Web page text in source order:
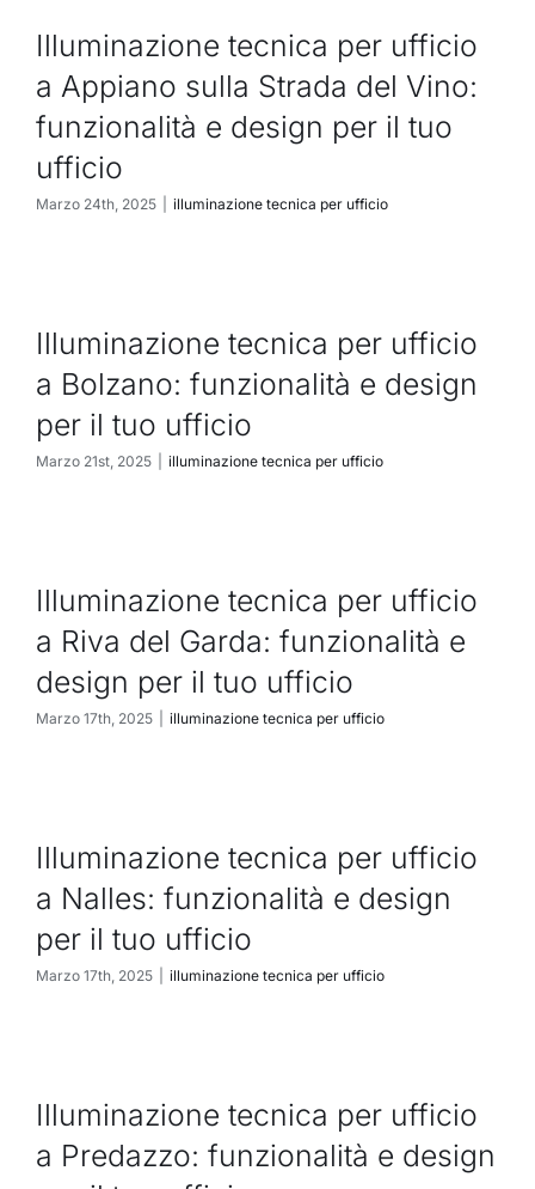
Illuminazione tecnica per ufficio
a Appiano sulla Strada del Vino:
funzionalità e design per il tuo
ufficio
Marzo 24th, 2025 illuminazione tecnica per ufficio
Illuminazione tecnica per ufficio
a Bolzano: funzionalità e design
per il tuo ufficio
Marzo 21st, 2025 illuminazione tecnica per ufficio
Illuminazione tecnica per ufficio
a Riva del Garda: funzionalità e
design per il tuo ufficio
Marzo 17th, 2025 illuminazione tecnica per ufficio
Illuminazione tecnica per ufficio
a Nalles: funzionalità e design
per il tuo ufficio
Marzo 17th, 2025 illuminazione tecnica per ufficio
Illuminazione tecnica per ufficio
a Predazzo: funzionalità e design